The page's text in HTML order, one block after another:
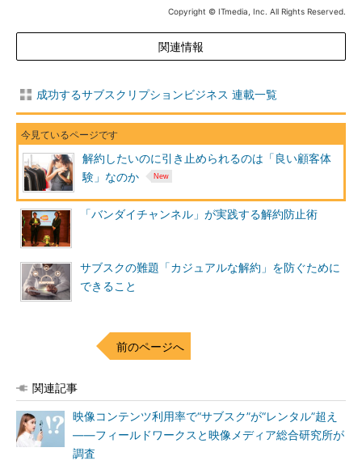
Copyright © ITmedia, Inc. All Rights Reserved.
関連情報
成功するサブスクリプションビジネス 連載一覧
解約したいのに引き止められるのは「良い顧客体
験」なのか
「バンダイチャンネル」が実践する解約防止術
サブスクの難題「カジュアルな解約」を防ぐために
できること
前のページへ
関連記事
映像コンテンツ利用率で“サブスク”が“レンタル”超え
――フィールドワークスと映像メディア総合研究所が
調査